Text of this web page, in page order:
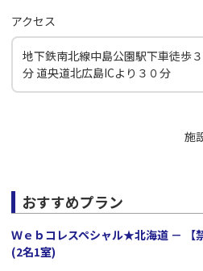
アクセス
地下鉄南北線中島公園駅下車徒歩
分 道央道北広島ICより３０分
施
おすすめプラン
Ｗｅｂコレスペシャル★北海道 － 【
(2名1室)